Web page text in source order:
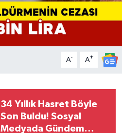
A- A+
34 Yıllık Hasret Böyle
Son Buldu! Sosyal
Medyada Gündem